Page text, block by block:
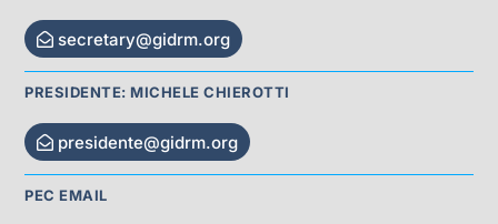
secretary@gidrm.org
PRESIDENTE: MICHELE CHIEROTTI
presidente@gidrm.org
PEC EMAIL